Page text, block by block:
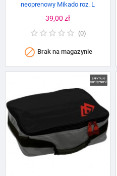
neoprenowy Mikado roz. L
Cena
39,00 zł
(0)
 Brak na magazynie